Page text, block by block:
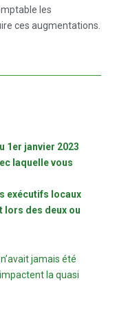
les
ces augmentations.
1er janvier 2023
laquelle vous
exécutifs locaux
lors des deux ou
jamais été
la quasi